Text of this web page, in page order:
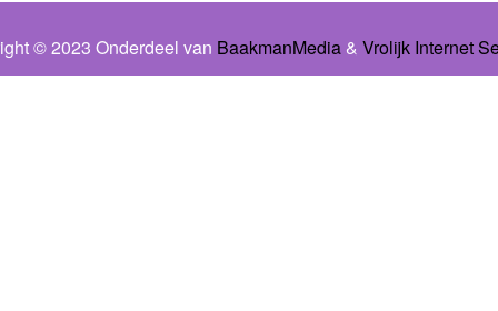
© 2023 Onderdeel van BaakmanMedia& Vrolijk Internet